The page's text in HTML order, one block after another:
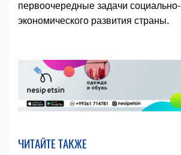
первоочередные задачи социально-
экономического развития страны.
ЧИТАЙТЕ ТАКЖЕ